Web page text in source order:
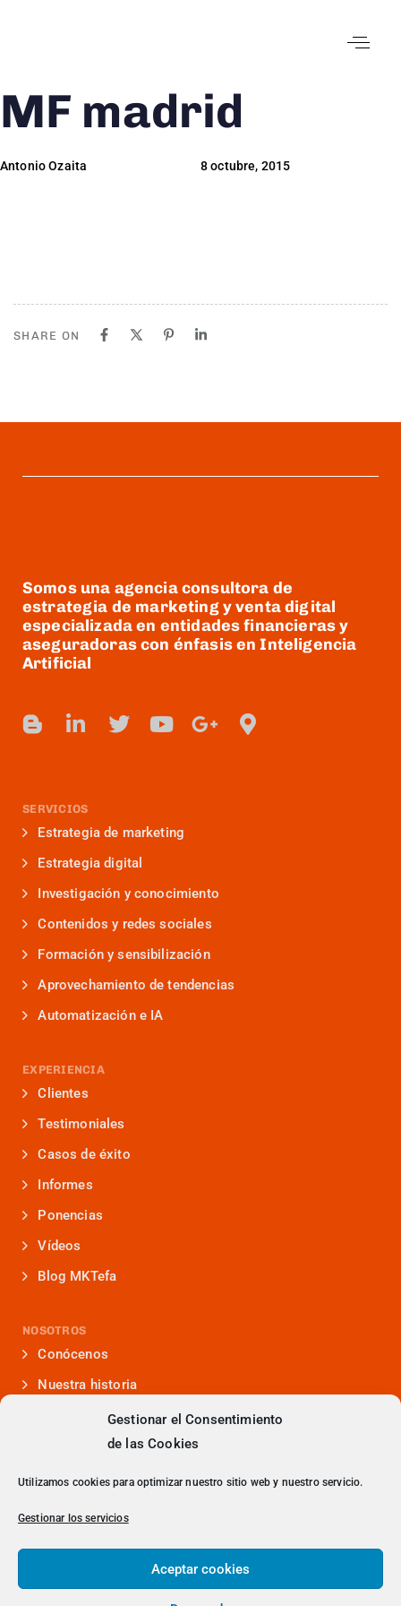
Gestionar el Consentimiento
de las Cookies
Utilizamos cookies para optimizar nuestro sitio web y nuestro servicio.
Gestionar los servicios
Aceptar cookies
MF madrid
Author
Antonio Ozaita
Published
on:
8 octubre, 2015
Published
in:
SHARE ON
Somos una agencia consultora de
estrategia de marketing y venta digital
especializada en entidades financieras y
aseguradoras con énfasis en Inteligencia
Artificial
SERVICIOS
Estrategia de marketing
Estrategia digital
Investigación y conocimiento
Contenidos y redes sociales
Formación y sensibilización
Aprovechamiento de tendencias
Automatización e IA
EXPERIENCIA
Clientes
Testimoniales
Casos de éxito
Informes
Ponencias
Vídeos
Blog MKTefa
NOSOTROS
Conócenos
Nuestra historia
Iniciativas que lideramos
Noticias y eventos
Presencia en medios